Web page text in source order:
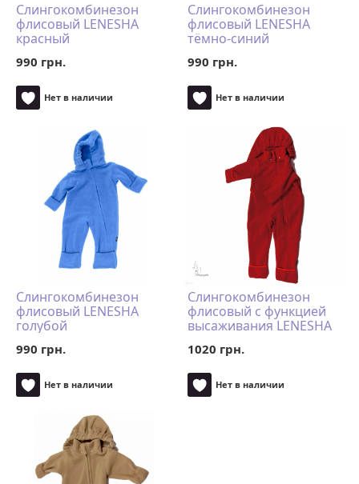
Слингокомбинезон
флисовый LENESHA
красный
990 грн.
Нет в наличии
Слингокомбинезон
флисовый LENESHA
тёмно-синий
990 грн.
Нет в наличии
Слингокомбинезон
флисовый LENESHA
голубой
990 грн.
Нет в наличии
Слингокомбинезон
флисовый с функцией
высаживания LENESHA
1020 грн.
Нет в наличии